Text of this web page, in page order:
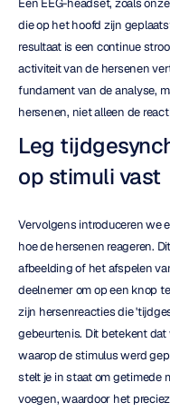
Een EEG-headset, zoals
die op het hoofd zijn
resultaat is een continue
activiteit van de hersenen
fundament van de analyse,
hersenen, niet alleen de
Leg
op stimuli vast
Vervolgens introduceren we
hoe de hersenen reageren.
afbeelding of het afspelen
deelnemer om op een knop
zijn hersenreacties die
gebeurtenis. Dit betekent
waarop de stimulus werd
stelt je in staat om getimede
voegen, waardoor het